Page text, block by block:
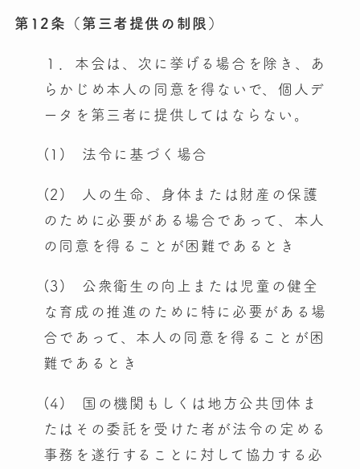
第12条（第三者提供の制限）
１．本会は、次に挙げる場合を除き、あ
らかじめ本人の同意を得ないで、個人デ
ータを第三者に提供してはならない。
(1) 法令に基づく場合
(2) 人の生命、身体または財産の保護
のために必要がある場合であって、本人
の同意を得ることが困難であるとき
(3) 公衆衛生の向上または児童の健全
な育成の推進のために特に必要がある場
合であって、本人の同意を得ることが困
難であるとき
(4) 国の機関もしくは地方公共団体ま
たはその委託を受けた者が法令の定める
事務を遂行することに対して協力する必